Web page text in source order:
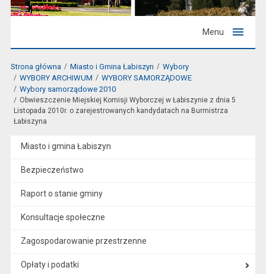
Menu
Strona główna Miasto i Gmina Łabiszyn
Wybory
WYBORY ARCHIWUM
WYBORY SAMORZĄDOWE
Wybory samorządowe 2010
Obwieszczenie Miejskiej Komisji Wyborczej w Łabiszynie z dnia 5
Listopada 2010r. o zarejestrowanych kandydatach na Burmistrza
Łabiszyna
Miasto i gmina Łabiszyn
Bezpieczeństwo
Raport o stanie gminy
Konsultacje społeczne
Zagospodarowanie przestrzenne
Opłaty i podatki